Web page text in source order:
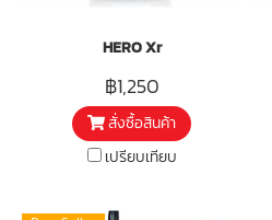
HERO Xr
฿1,250
สั่งซื้อสินค้า
เปรียบเทียบ